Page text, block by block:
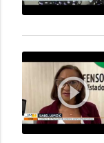
play_circle_outline